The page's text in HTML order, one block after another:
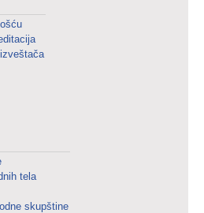
tela
skupštine